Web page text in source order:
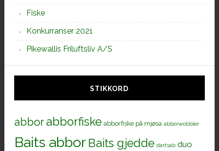
Fiske
Konkurranser 2021
Pikewallis Friluftsliv A/S
STIKKORD
abborabborfiske abborfiske på mjøsa abborwobbler
Baits abbor Baits gjedde dartsab duo